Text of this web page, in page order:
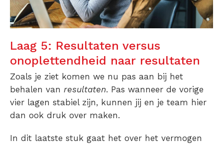
Laag 5: Resultaten versus
onoplettendheid naar resultaten
Zoals je ziet komen we nu pas aan bij het
behalen van resultaten. Pas wanneer de vorige
vier lagen stabiel zijn, kunnen jij en je team hier
dan ook druk over maken.
In dit laatste stuk gaat het over het vermogen